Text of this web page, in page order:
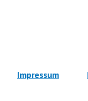
Impressum